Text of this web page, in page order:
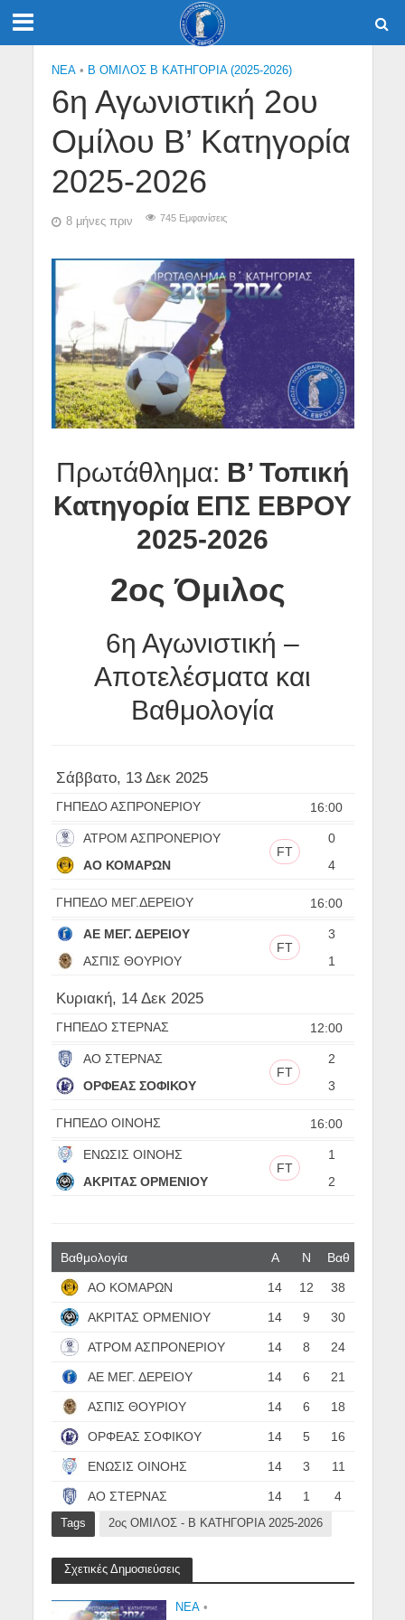
NEA • Β ΟΜΙΛΟΣ Β ΚΑΤΗΓΟΡΙΑ (2025-2026)
6η Αγωνιστική 2ου
Ομίλου Β’ Κατηγορία
2025-2026
8 μήνες πριν 745 Εμφανίσεις
Πρωτάθλημα: Β’ Τοπική
Κατηγορία ΕΠΣ ΕΒΡΟΥ
2025-2026
2ος Όμιλος
6η Αγωνιστική –
Αποτελέσματα και
Βαθμολογία
Σάββατο, 13 Δεκ 2025
16:00
ΓΗΠΕΔΟ ΑΣΠΡΟΝΕΡΙΟΥ
ΑΤΡΟΜ ΑΣΠΡΟΝΕΡΙΟΥ
0
FT
ΑΟ ΚΟΜΑΡΩΝ
4
16:00
ΓΗΠΕΔΟ ΜΕΓ.ΔΕΡΕΙΟΥ
ΑΕ ΜΕΓ. ΔΕΡΕΙΟΥ
3
FT
ΑΣΠΙΣ ΘΟΥΡΙΟΥ
1
Κυριακή, 14 Δεκ 2025
12:00
ΓΗΠΕΔΟ ΣΤΕΡΝΑΣ
ΑΟ ΣΤΕΡΝΑΣ
2
FT
ΟΡΦΕΑΣ ΣΟΦΙΚΟΥ
3
16:00
ΓΗΠΕΔΟ ΟΙΝΟΗΣ
ΕΝΩΣΙΣ ΟΙΝΟΗΣ
1
FT
ΑΚΡΙΤΑΣ ΟΡΜΕΝΙΟΥ
2
Βαθμολογία Α N Βαθ
ΑΟ ΚΟΜΑΡΩΝ 14 12 38
ΑΚΡΙΤΑΣ ΟΡΜΕΝΙΟΥ 14 9 30
ΑΤΡΟΜ ΑΣΠΡΟΝΕΡΙΟΥ 14 8 24
ΑΕ ΜΕΓ. ΔΕΡΕΙΟΥ 14 6 21
ΑΣΠΙΣ ΘΟΥΡΙΟΥ 14 6 18
ΟΡΦΕΑΣ ΣΟΦΙΚΟΥ 14 5 16
ΕΝΩΣΙΣ ΟΙΝΟΗΣ 14 3 11
ΑΟ ΣΤΕΡΝΑΣ 14 1 4
Tags 2ος ΟΜΙΛΟΣ - Β ΚΑΤΗΓΟΡΙΑ 2025-2026
Σχετικές Δημοσιεύσεις
NEA •